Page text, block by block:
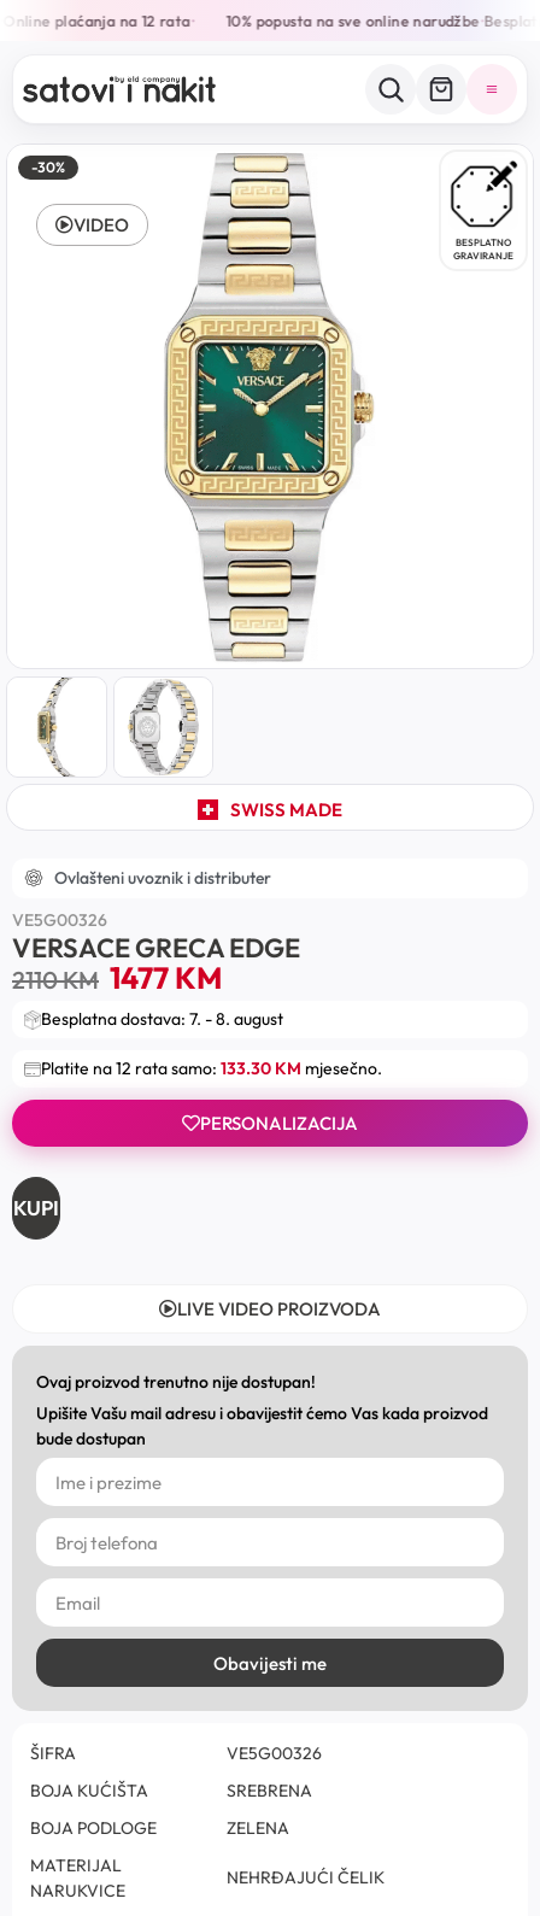
plaćanja na 12 rata• 10% popusta na sve online narudžbe•
-30%
BESPLATNO
GRAVIRANJE
SWISS MADE
VIDEO
Ovlašteni uvoznik i distributer
VE5G00326
VERSACE GRECA EDGE
2110KM 1477KM
Besplatna dostava: 7. - 8. august
Platite na 12 rata samo: 133.30 KM mjesečno.
PERSONALIZACIJA
KUPI
LIVE VIDEO PROIZVODA
Ovaj proizvod trenutno nije dostupan!
Upišite Vašu mail adresu i obavijestit ćemo Vas kada proizvod
bude dostupan
Obavijesti me
ŠIFRA
VE5G00326
BOJA KUĆIŠTA
SREBRENA
BOJA PODLOGE
ZELENA
MATERIJAL
NARUKVICE
NEHRĐAJUĆI ČELIK